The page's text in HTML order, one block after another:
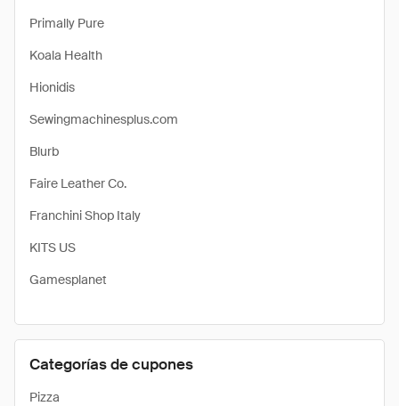
Primally Pure
Koala Health
Hionidis
Sewingmachinesplus.com
Blurb
Faire Leather Co.
Franchini Shop Italy
KITS US
Gamesplanet
Categorías de cupones
Pizza